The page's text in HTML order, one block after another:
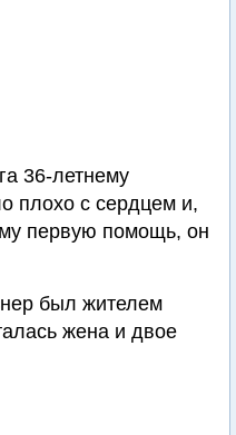
36-летнему
плохо с сердцем и,
первую помощь, он
был жителем
жена и двое